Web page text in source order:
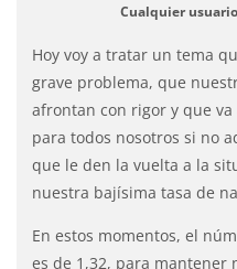
Cualquier
Hoy voy a tratar un tema
grave problema, que
afrontan con rigor y que
para todos nosotros si no
que le den la vuelta a la
nuestra bajísima tasa de
En estos momentos, el
es de 1,32, para mantener